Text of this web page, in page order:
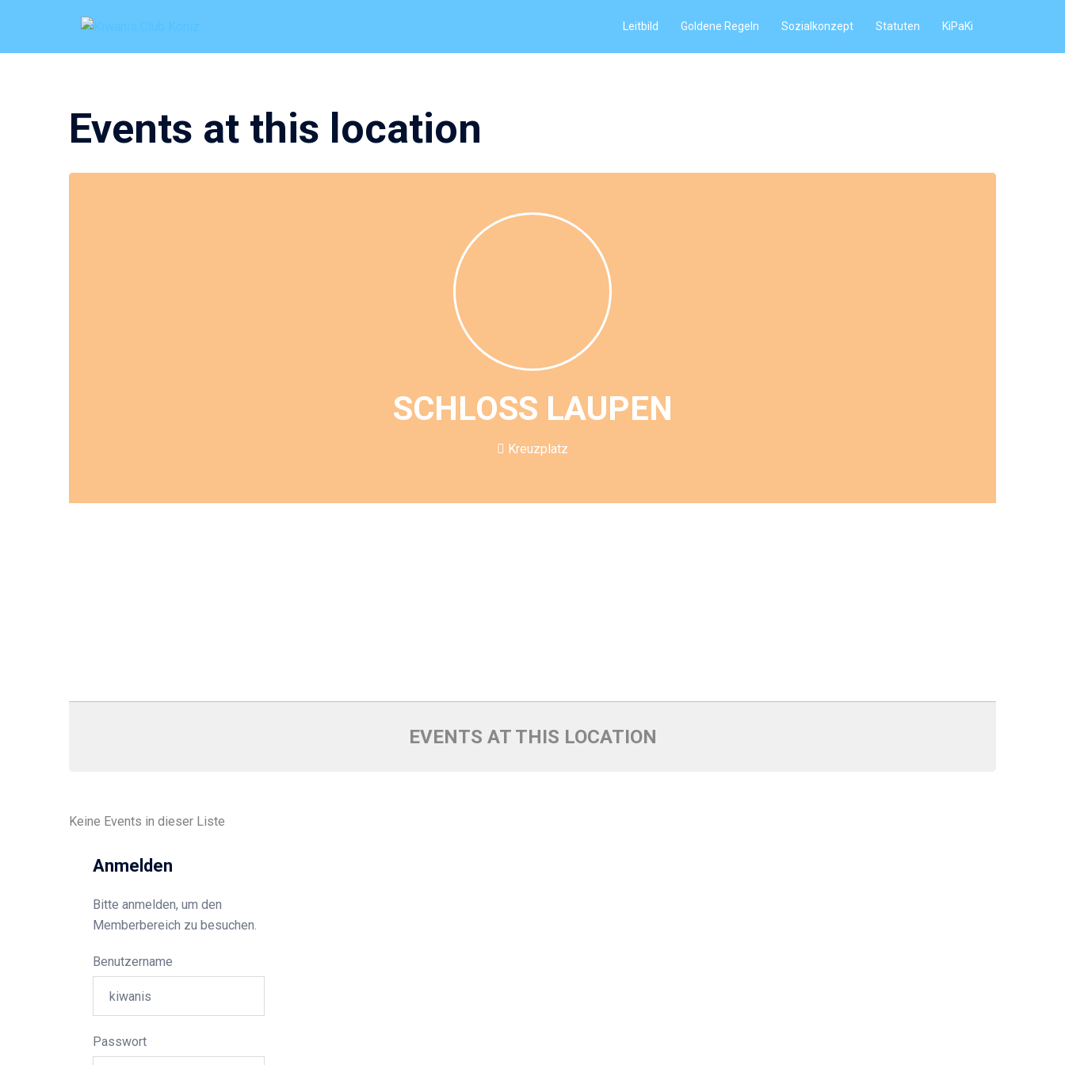
springen
Leitbild Goldene Regeln Sozialkonzept Statuten KiPaKi
Events at this location
SCHLOSS LAUPEN
Kreuzplatz
EVENTS AT THIS LOCATION
Keine Events in dieser Liste
Anmelden
Bitte anmelden, um den
Memberbereich zu besuchen.
Benutzername
Passwort